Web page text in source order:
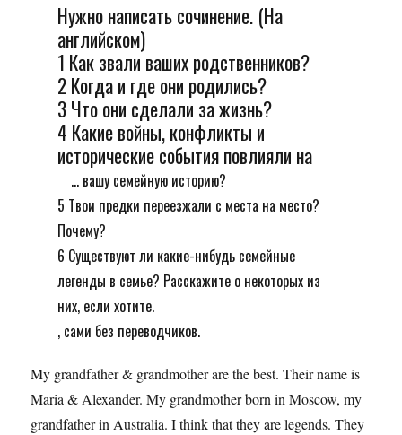
Нужно написать сочинение. (На
английском)
1 Как звали ваших родственников?
2 Когда и где они родились?
3 Что они сделали за жизнь?
4 Какие войны, конфликты и
исторические события повлияли на
... вашу семейную историю?
5 Твои предки переезжали с места на место?
Почему?
6 Существуют ли какие-нибудь семейные
легенды в семье? Расскажите о некоторых из
них, если хотите.
, сами без переводчиков.
My grandfather & grandmother are the best. Their name is
Maria & Alexander. My grandmother born in Moscow, my
grandfather in Australia. I think that they are legends. They